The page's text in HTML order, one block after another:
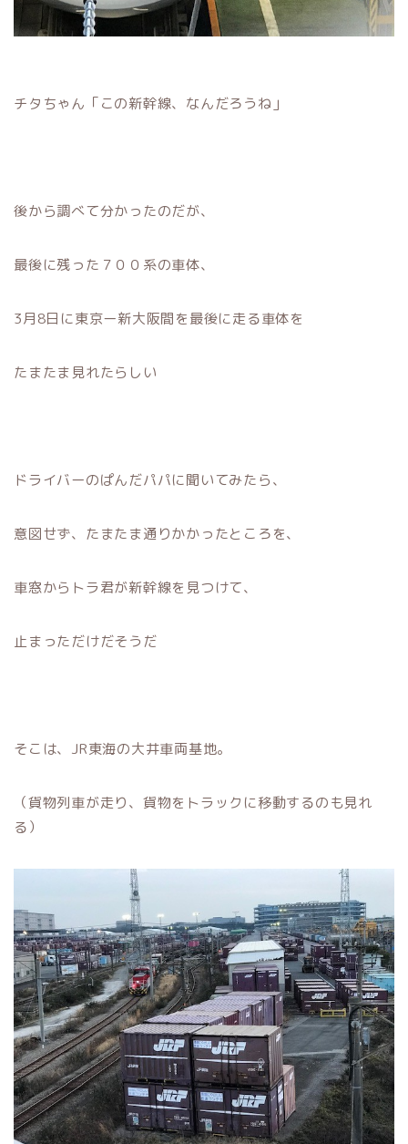
チタちゃん「この新幹線、なんだろうね」
後から調べて分かったのだが、
最後に残った７００系の車体、
3月8日に東京ー新大阪間を最後に走る車体を
たまたま見れたらしい
ドライバーのぱんだパパに聞いてみたら、
意図せず、たまたま通りかかったところを、
車窓からトラ君が新幹線を見つけて、
止まっただけだそうだ
そこは、JR東海の大井車両基地。
（貨物列車が走り、貨物をトラックに移動するのも見れ
る）